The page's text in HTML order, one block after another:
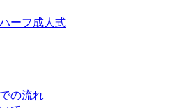
ーフ成人式
の流れ